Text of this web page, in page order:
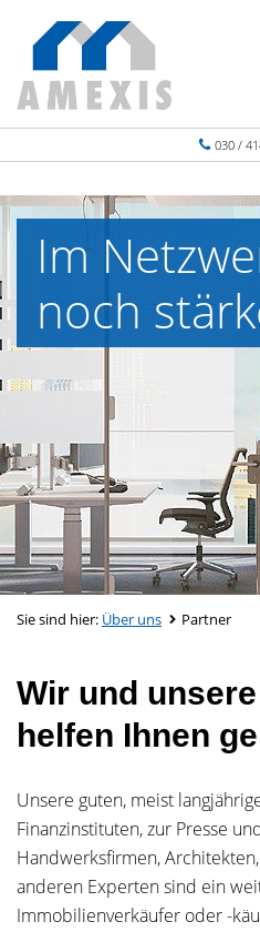
030 /
Im
noch
Sie sind hier: Über uns Partner
Wir und
helfen Ihnen
Unsere guten, meist
Finanzinstituten, zur Presse
Handwerksfirmen,
anderen Experten sind ein
Immobilienverkäufer oder -